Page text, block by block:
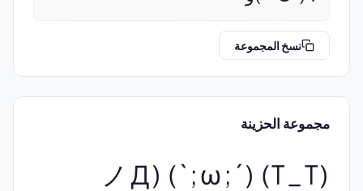
نسخ المجموعة
مجموعة الحزينة
(T_T) (´;ω;`) (ノД